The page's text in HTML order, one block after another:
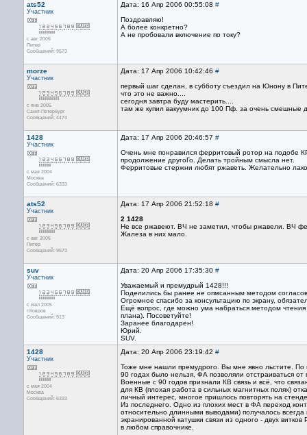
ats52
Участник
с авг 2005
Питер
Сообщений: 9573
Дата: 16 Апр 2006 00:55:08 #
Поздравляю!
А более конкретно?
А не пробовали включение по току?
morze
Участник
с янв 2005
Санкт-Петербург
Сообщений: 4474
Дата: 17 Апр 2006 10:42:46 #
первый шаг сделан, в субботу съездил на Юнону в
что это не важно....
сегодня завтра буду мастерить....
там же купил вакуумник до 100 Пф. за очень смешные
1428
Участник
с мая 2004
Москва
Сообщений: 6333
Дата: 17 Апр 2006 20:46:57 #
Очень мне понравился ферритовый ротор на подобе
продолжение другоГо. Делать тройным смысла нет.
Ферритовые стержни любят ржаветь. Желательно
ats52
Участник
с авг 2005
Питер
Сообщений: 9573
Дата: 17 Апр 2006 21:52:18 #
2 1428
Не все ржавеют. ВЧ не заметил, чтобы ржавели. ВЧ
Жалеза в них мало.
suv
Участник
с июл 2005
г.Ковров
Сообщений: 913
Дата: 20 Апр 2006 17:35:30 #
Уважаемый и премудрый 1428!!!
Поделились бы ранее не опмсанным методом
Огромное спасибо за консультацию по экрану,
Ещё вопрос, где можно ума набраться методом
плана). Посоветуйте!
Заранее благодарен!
Юрий.
SUV.
1428
Участник
с мая 2004
Москва
Сообщений: 6333
Дата: 20 Апр 2006 23:19:42 #
Тоже мне нашли премудрого. Вы мне явно льстите. По
90 годах было нельзя, ФА позволяли отстраиваться
Военные с 90 годов признали КВ связь и всё, что
для КВ (плохая работа в сильных магнитных полях)
личный интерес, многое пришлось повторять на
Из последнего. Одно из плохих мест в ФА переход
относительно длинными выводами) получалось
экранированной катушки связи из одного - двух
в любом справочнике.